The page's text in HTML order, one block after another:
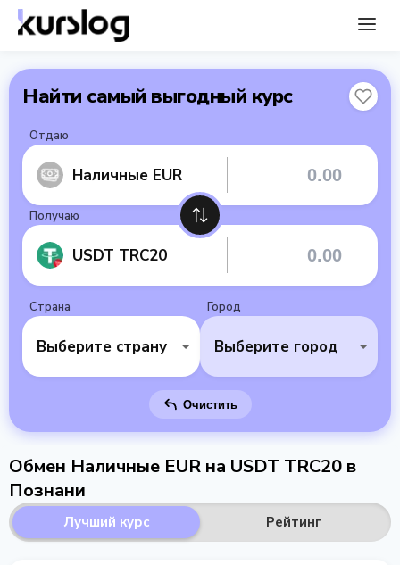
Найти самый выгодный курс
Отдаю
Наличные EUR
Получаю
USDT TRC20
Страна
Выберите страну
Город
Выберите город
Очистить
Обмен Наличные EUR на USDT TRC20 в
Познани
Лучший курс Рейтинг